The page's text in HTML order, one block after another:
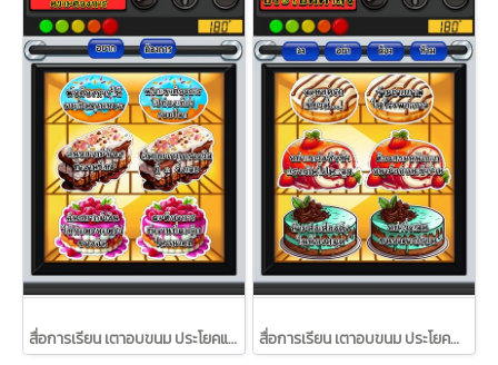
สื่อการเรียน เตาอบขนม ประโยคแสดงความต้องการ ในภาษาไทย/วรา สื่อการเรียน เตาอบขนม ประโยคคำสั่ง ในภาษาไทย/วรา